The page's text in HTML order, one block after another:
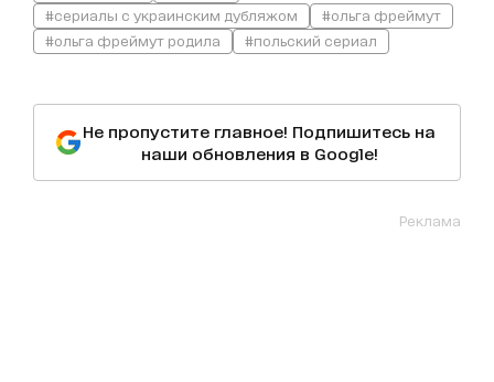
#сериалы с украинским дубляжом
#ольга фреймут
#ольга фреймут родила
#польский сериал
Не пропустите главное! Подпишитесь на
наши обновления в Google!
Реклама